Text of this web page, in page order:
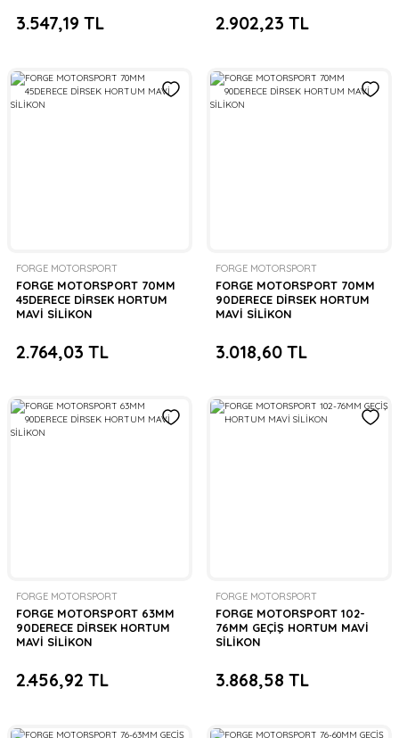
3.547,19 TL 2.902,23 TL
FORGE MOTORSPORT
FORGE MOTORSPORT 70MM
45DERECE DİRSEK HORTUM
MAVİ SİLİKON
2.764,03 TL
FORGE MOTORSPORT
FORGE MOTORSPORT 70MM
90DERECE DİRSEK HORTUM
MAVİ SİLİKON
3.018,60 TL
FORGE MOTORSPORT
FORGE MOTORSPORT 63MM
90DERECE DİRSEK HORTUM
MAVİ SİLİKON
2.456,92 TL
FORGE MOTORSPORT
FORGE MOTORSPORT 102-
76MM GEÇİŞ HORTUM MAVİ
SİLİKON
3.868,58 TL